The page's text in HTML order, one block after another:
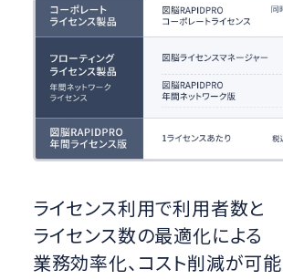
ライセンス利用で利用者数と
ライセンス数の最適化による
業務効率化、コスト削減が可能